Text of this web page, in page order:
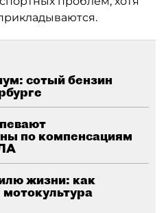
сотый бензин
по компенсациям
жизни: как